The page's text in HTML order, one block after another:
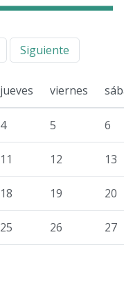
Siguiente
jueves viernes
4 5 6
11 12 13
18 19 20
25 26 27